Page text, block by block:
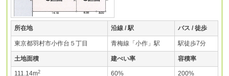
所在地 沿線 / 駅 バス / 徒歩
東京都羽村市小作台５丁目 青梅線「小作」駅 駅徒歩7分
土地面積 建ぺい率 容積率
111.14m2 60% 200%